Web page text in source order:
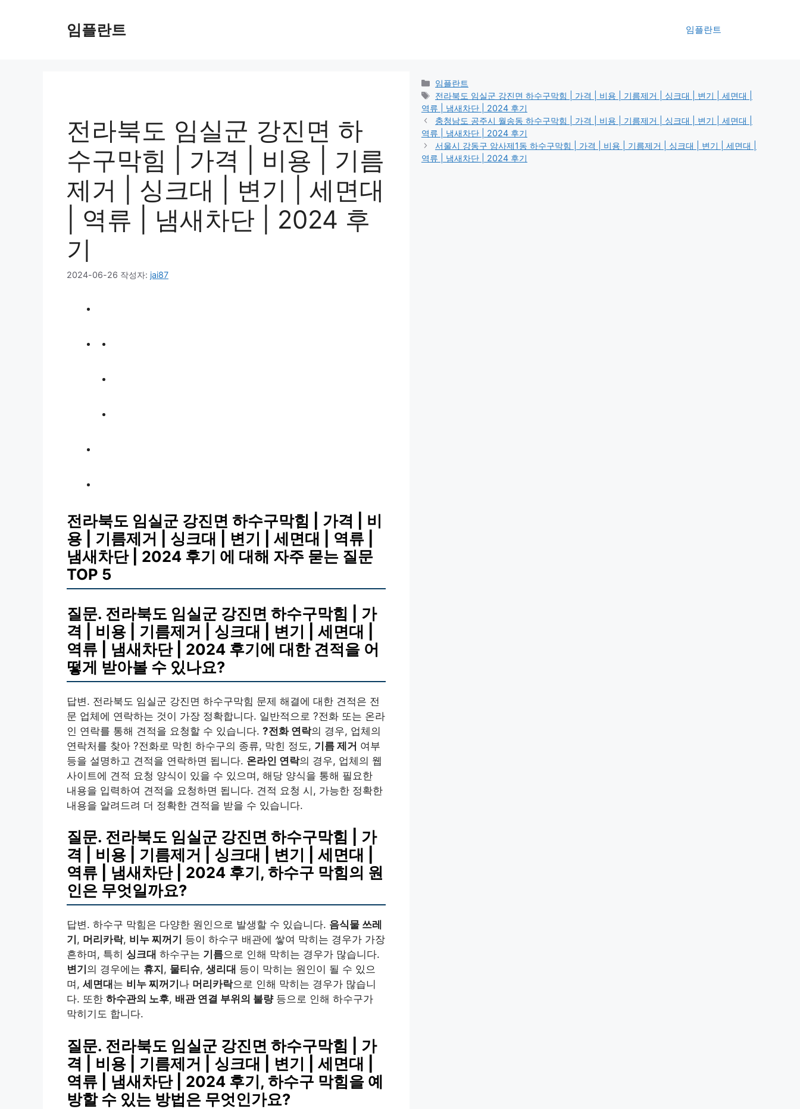
임플란트 임플란트
전라북도 임실군 강진면 하
수구막힘 | 가격 | 비용 | 기름
제거 | 싱크대 | 변기 | 세면대
| 역류 | 냄새차단 | 2024 후
기
2024-06-26 작성자: jai87
전라북도 임실군 강진면 하수구막힘 | 가격 | 비
용 | 기름제거 | 싱크대 | 변기 | 세면대 | 역류 |
냄새차단 | 2024 후기 에 대해 자주 묻는 질문
TOP 5
질문. 전라북도 임실군 강진면 하수구막힘 | 가
격 | 비용 | 기름제거 | 싱크대 | 변기 | 세면대 |
역류 | 냄새차단 | 2024 후기에 대한 견적을 어
떻게 받아볼 수 있나요?
답변. 전라북도 임실군 강진면 하수구막힘 문제 해결에 대한 견적은 전
문 업체에 연락하는 것이 가장 정확합니다. 일반적으로 ?전화 또는 온라
인 연락를 통해 견적을 요청할 수 있습니다. ?전화 연락의 경우, 업체의
연락처를 찾아 ?전화로 막힌 하수구의 종류, 막힌 정도, 기름 제거 여부
등을 설명하고 견적을 연락하면 됩니다. 온라인 연락의 경우, 업체의 웹
사이트에 견적 요청 양식이 있을 수 있으며, 해당 양식을 통해 필요한
내용을 입력하여 견적을 요청하면 됩니다. 견적 요청 시, 가능한 정확한
내용을 알려드려 더 정확한 견적을 받을 수 있습니다.
질문. 전라북도 임실군 강진면 하수구막힘 | 가
격 | 비용 | 기름제거 | 싱크대 | 변기 | 세면대 |
역류 | 냄새차단 | 2024 후기, 하수구 막힘의 원
인은 무엇일까요?
답변. 하수구 막힘은 다양한 원인으로 발생할 수 있습니다. 음식물 쓰레
기 , 머리카락, 비누 찌꺼기
등이 하수구 배관에 쌓여 막히는 경우가 가장
흔하며, 특히 싱크대 하수구는 기름으로 인해 막히는 경우가 많습니다.
변기 의 경우에는 휴지 , 물티슈, 생리대 등이 막히는 원인이 될 수 있으
며, 세면대 는 비누 찌꺼기 나 머리카락으로 인해 막히는 경우가 많습니
다. 또한 하수관의 노후, 배관 연결 부위의 불량등으로 인해 하수구가
막히기도 합니다.
질문. 전라북도 임실군 강진면 하수구막힘 | 가
격 | 비용 | 기름제거 | 싱크대 | 변기 | 세면대 |
역류 | 냄새차단 | 2024 후기, 하수구 막힘을 예
방할 수 있는 방법은 무엇인가요?
카
테
고
리
임플란트
태
그
전라북도 임실군 강진면 하수구막힘 | 가격 | 비용 | 기름제거 | 싱크대 | 변기 | 세면대 |
역류 | 냄새차단 | 2024 후기
충청남도 공주시 월송동 하수구막힘 | 가격 | 비용 | 기름제거 | 싱크대 | 변기 | 세면대 |
역류 | 냄새차단 | 2024 후기
서울시 강동구 암사제1동 하수구막힘 | 가격 | 비용 | 기름제거 | 싱크대 | 변기 | 세면대 |
역류 | 냄새차단 | 2024 후기